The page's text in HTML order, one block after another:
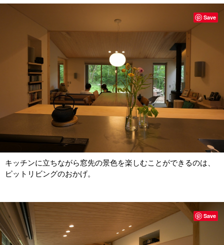
キッチンに立ちながら窓先の景色を楽しむことができるのは、
ピットリビングのおかげ。
Save
Save